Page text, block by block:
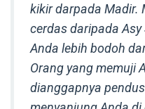
kikir darpada Madir.
cerdas daripada Asy
Anda lebih bodoh
Orang yang memuji
dianggapnya